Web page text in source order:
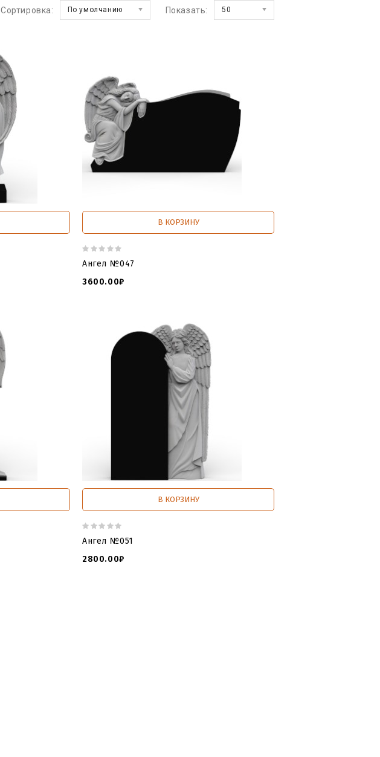
Сортировка: По умолчанию Показать: 50
В КОРЗИНУ
Ангел №047
3600.00₽
В КОРЗИНУ
Ангел №051
2800.00₽